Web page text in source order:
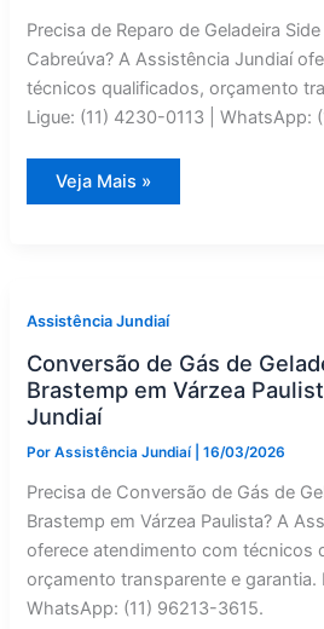
Precisa de Reparo de Geladeira
Cabreúva? A Assistência Jundiaí
técnicos qualificados, orçamento
Ligue: (11) 4230-0113 | WhatsApp:
Reparo
de
Cabreúva
|
Assistência
Jundiaí
Veja Mais »
Assistência Jundiaí
Conversão de Gás de
Brastemp em Várzea
Jundiaí
PorAssistência Jundiaí |16/03/2026
Precisa de Conversão de Gás de
Brastemp em Várzea Paulista? A
oferece atendimento com técnicos
orçamento transparente e garantia.
WhatsApp: (11) 96213-3615.